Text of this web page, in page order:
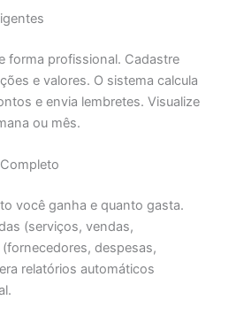
forma profissional. Cadastre
e valores. O sistema calcula
e envia lembretes. Visualize
ou mês.
você ganha e quanto gasta.
(serviços, vendas,
despesas,
relatórios automáticos